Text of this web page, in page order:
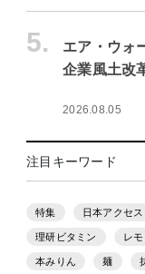
5.
エア・ウォ
企業風土改
2026.08.05
注目キーワード
特集 日本アクセス
理研ビタミン レ
本みりん 麺